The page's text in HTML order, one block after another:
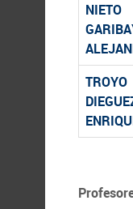
NIETO
TROYO